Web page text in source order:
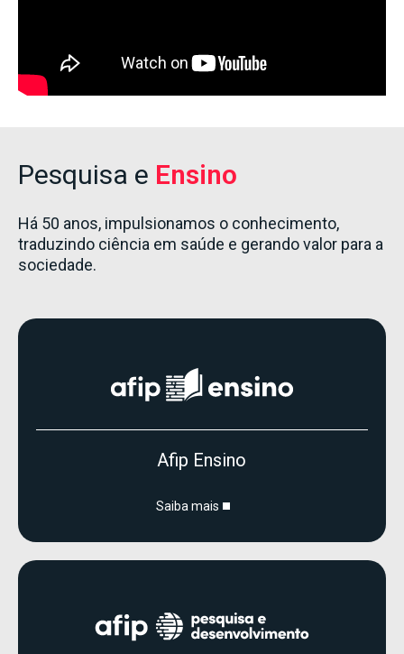
Pesquisa e Ensino
Há 50 anos, impulsionamos o conhecimento,
traduzindo ciência em saúde e gerando valor para a
sociedade.
Afip Ensino
Saiba mais